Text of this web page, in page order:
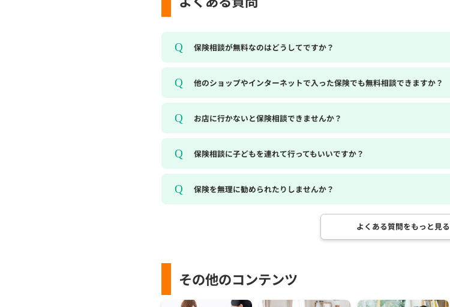
保険相談が無料なのはどうしてですか？
他のショップやインターネットで入った保険でも無料相談できますか？
お店に行かないと保険相談できませんか？
保険相談に子どもを連れて行ってもいいですか？
保険を無理に勧められたりしませんか？
よくある質問をもっと見る
その他のコンテンツ